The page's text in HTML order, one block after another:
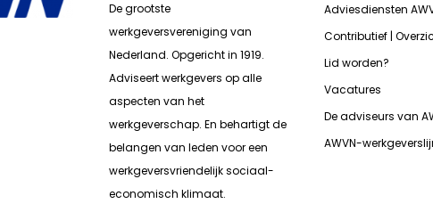
De grootste
werkgeversvereniging van
Nederland. Opgericht in 1919.
Adviseert werkgevers op alle
aspecten van het
werkgeverschap. En behartigt de
belangen van leden voor een
werkgeversvriendelijk sociaal-
economisch klimaat.
Adviesdiensten
Contributief |
Lid worden?
Vacatures
De adviseurs van
AWVN-